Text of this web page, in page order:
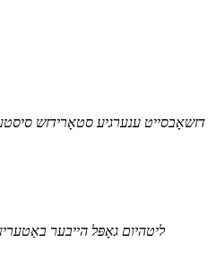
דזשאָבסייט ענערגיע סטאָרידזש
ליטהיום גאָפּל הייבער